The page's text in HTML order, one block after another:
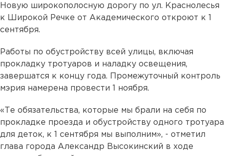
Новую широкополосную дорогу по ул. Краснолесья
к Широкой Речке от Академического откроют к 1
сентября.
Работы по обустройству всей улицы, включая
прокладку тротуаров и наладку освещения,
завершатся к концу года. Промежуточный контроль
мэрия намерена провести 1 ноября.
«Те обязательства, которые мы брали на себя по
прокладке проезда и обустройству одного тротуара
для деток, к 1 сентября мы выполним», - отметил
глава города Александр Высокинский в ходе